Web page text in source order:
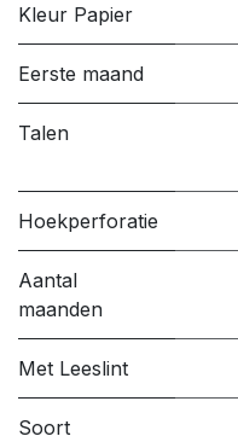
Kleur Papier
Eerste maand
Talen
Hoekperforatie
Aantal
maanden
Met Leeslint
Soort